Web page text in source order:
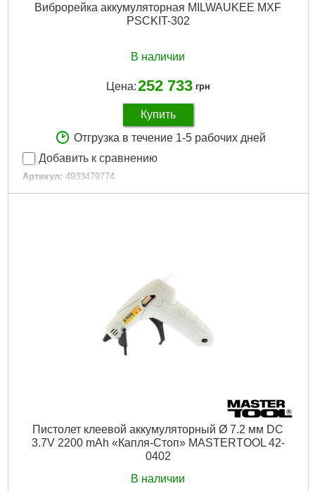
Виброрейка аккумуляторная MILWAUKEE MXF
PSCKIT-302
В наличии
Цена:252 733 грн
Купить
Отгрузка в течение 1-5 рабочих дней
Добавить к сравнению
Артикул: 4933479774
Код товара: 26.56.08
Пистолет клеевой аккумуляторный Ø 7.2 мм DC
3.7V 2200 mAh «Капля-Стоп» MASTERTOOL 42-
0402
В наличии